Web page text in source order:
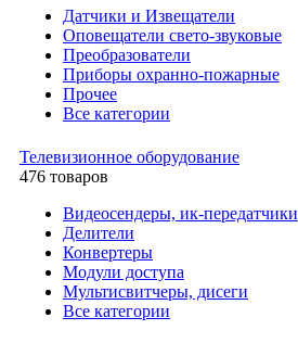
Датчики и Извещатели
Оповещатели свето-звуковые
Преобразователи
Приборы охранно-пожарные
Прочее
Все категории
Телевизионное оборудование
476 товаров
Видеосендеры, ик-передатчики
Делители
Конвертеры
Модули доступа
Мультисвитчеры, дисеги
Все категории